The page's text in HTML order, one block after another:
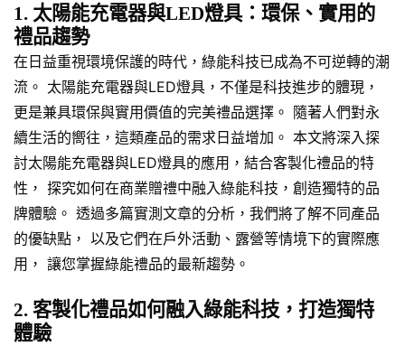
1. 太陽能充電器與LED燈具：環保、實用的
禮品趨勢
在日益重視環境保護的時代，綠能科技已成為不可逆轉的潮
流。 太陽能充電器與LED燈具，不僅是科技進步的體現，
更是兼具環保與實用價值的完美禮品選擇。 隨著人們對永
續生活的嚮往，這類產品的需求日益增加。 本文將深入探
討太陽能充電器與LED燈具的應用，結合客製化禮品的特
性， 探究如何在商業贈禮中融入綠能科技，創造獨特的品
牌體驗。 透過多篇實測文章的分析，我們將了解不同產品
的優缺點， 以及它們在戶外活動、露營等情境下的實際應
用， 讓您掌握綠能禮品的最新趨勢。
2. 客製化禮品如何融入綠能科技，打造獨特
體驗